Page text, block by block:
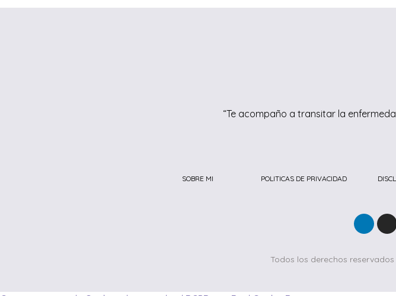
“Te acompaño a transitar la
SOBRE MI POLITICAS DE PRIVACIDAD
Todos los derechos